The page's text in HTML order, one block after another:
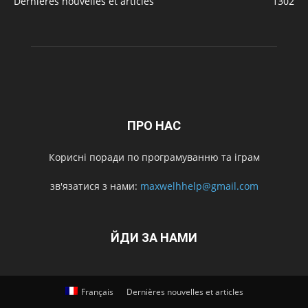
ПРО НАС
Корисні поради по програмуванню та іграм
зв'язатися з нами: maxwelhhelp@gmail.com
ЙДИ ЗА НАМИ
Français Dernières nouvelles et articles